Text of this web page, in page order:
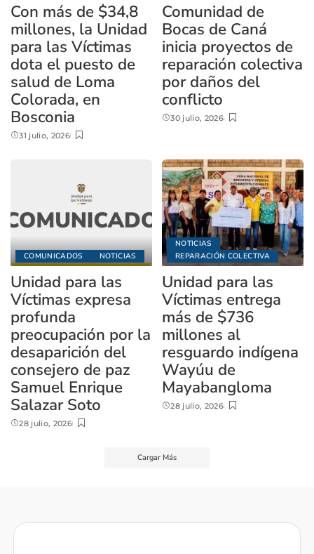
Con más de $34,8
millones, la Unidad
para las Víctimas
dota el puesto de
salud de Loma
Colorada, en
Bosconia
31 julio, 2026
Comunidad de
Bocas de Caná
inicia proyectos de
reparación colectiva
por daños del
conflicto
30 julio, 2026
COMUNICADOS NOTICIAS
Unidad para las
Víctimas expresa
profunda
preocupación por la
desaparición del
consejero de paz
Samuel Enrique
Salazar Soto
28 julio, 2026
NOTICIAS
REPARACIÓN COLECTIVA
Unidad para las
Víctimas entrega
más de $736
millones al
resguardo indígena
Wayúu de
Mayabangloma
28 julio, 2026
Cargar Más